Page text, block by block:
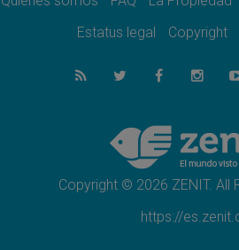
SIGNIS 2026, dar voz
07.08.2026
Lanzan un proyecto de
Programa oficial del
Papa León XIV a
Estatus legal
Copyright
Copyright © 2026 ZENIT. All
https://